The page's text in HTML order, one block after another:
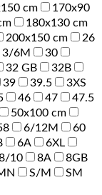
cm
170x90
180x130 cm
200x150 cm
26
3/6M
30
32 GB
32B
39 39.5
3XS
46 47
47.5
50x100 cm
6/12M
60
6A
6XL
10 8A
8GB
S/M
SM